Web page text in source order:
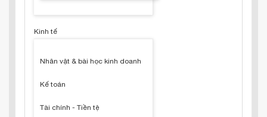
Kinh tế
Nhân vật & bài học kinh doanh
Kế toán
Tài chính - Tiền tệ